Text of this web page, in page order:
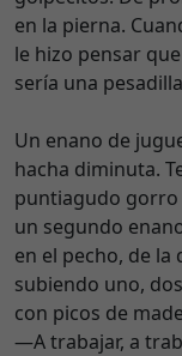
en la pierna.
le hizo pensar
sería una
Un enano de
hacha diminuta.
puntiagudo gorro
un segundo
en el pecho, de
subiendo uno,
con picos de
—A trabajar, a